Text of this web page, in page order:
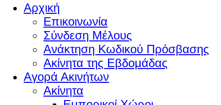
Αρχική
Επικοινωνία
Σύνδεση Μέλους
Ανάκτηση Κωδικού Πρόσβασης
Ακίνητα της Εβδομάδας
Αγορά Ακινήτων
Ακίνητα